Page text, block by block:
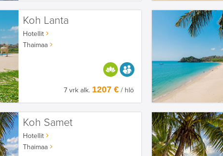
Koh Lanta
Hotellit
Thaimaa
HYVÄÄN OLOON
7 vrk alk. 1207 € / hlö
Koh Samet
Hotellit
Thaimaa